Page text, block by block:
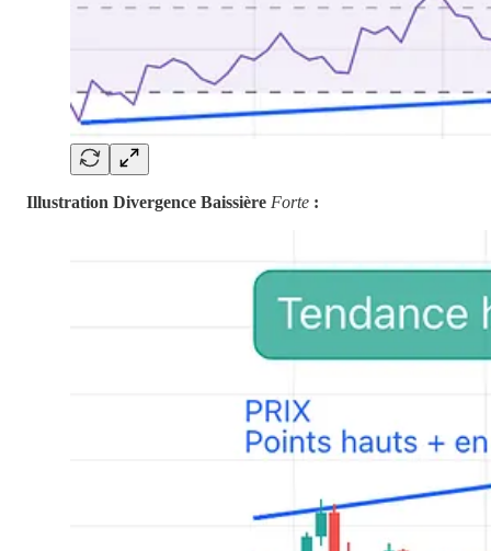
Illustration Divergence Baissière Forte :